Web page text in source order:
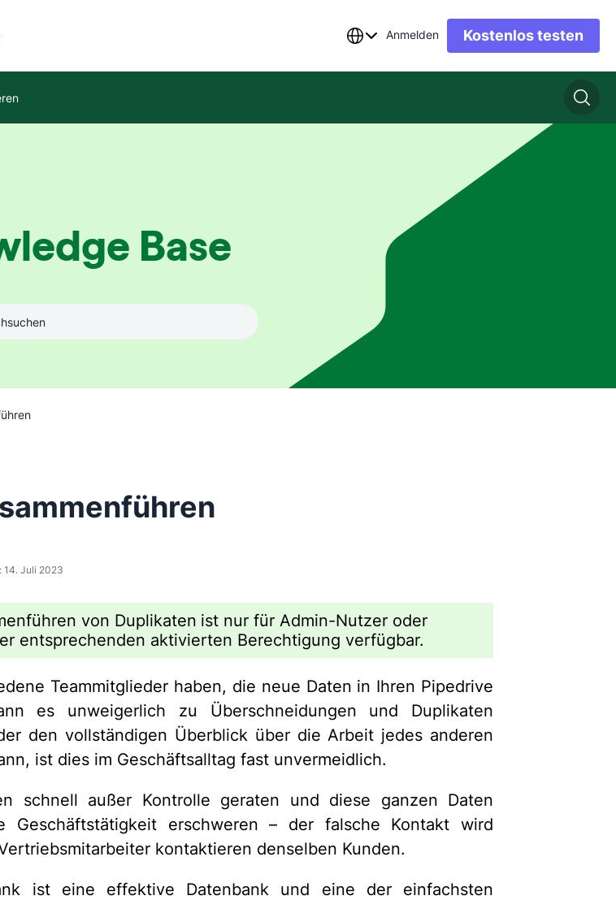
Anmelden Kostenlos testen
Base
14. Juli 2023
von Duplikaten ist nur für Admin-Nutzer oder
entsprechenden aktivierten Berechtigung verfügbar.
Teammitglieder haben, die neue Daten in Ihren Pipedrive
es unweigerlich zu Überschneidungen und Duplikaten
den vollständigen Überblick über die Arbeit jedes anderen
ist dies im Geschäftsalltag fast unvermeidlich.
schnell außer Kontrolle geraten und diese ganzen Daten
Geschäftstätigkeit erschweren – der falsche Kontakt wird
kontaktieren denselben Kunden.
ist eine effektive Datenbank und eine der einfachsten